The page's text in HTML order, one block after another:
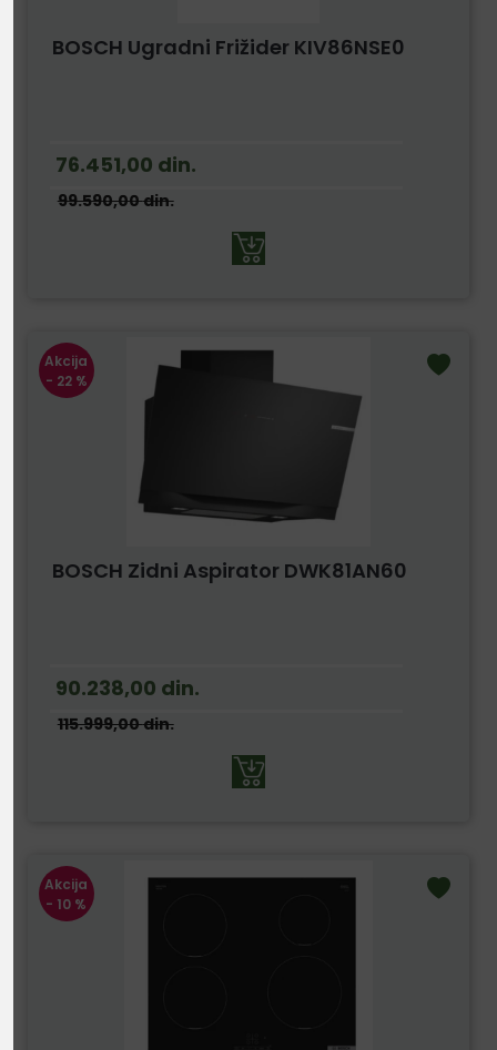
BOSCH Ugradni Frižider KIV86NSE0
76.451,00 din.
99.590,00din.
Akcija
- 22 %
BOSCH Zidni Aspirator DWK81AN60
90.238,00 din.
115.999,00din.
Akcija
- 10 %